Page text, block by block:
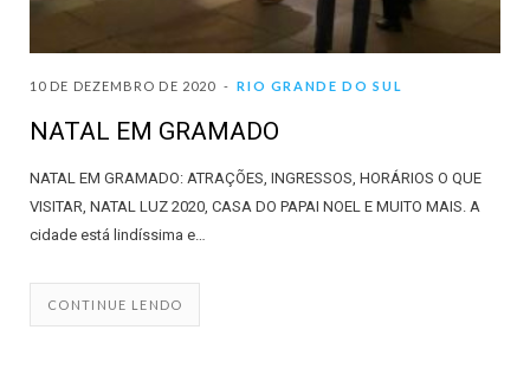
RIO GRANDE DO SUL
10 DE DEZEMBRO DE 2020
NATAL EM GRAMADO
NATAL EM GRAMADO: ATRAÇÕES, INGRESSOS, HORÁRIOS O QUE
VISITAR, NATAL LUZ 2020, CASA DO PAPAI NOEL E MUITO MAIS. A
cidade está lindíssima e…
CONTINUE LENDO